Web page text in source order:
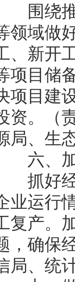
围绕推
领域做
、新开
项目储
项目建
资。（
局、生
六、
抓好经
业运行
复产。
，确保
局、